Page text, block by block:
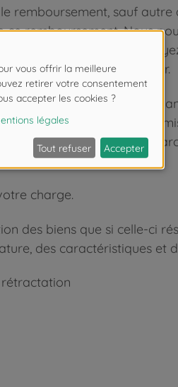
remboursement, sauf autre
ce remboursement. Nous
ou jusqu'à ce que vous
survenant en premier.
doit nous être renvoyée
informés, renvoyé ou
si vous renvoyez la
charge.
des biens que si celle-ci
des caractéristiques et